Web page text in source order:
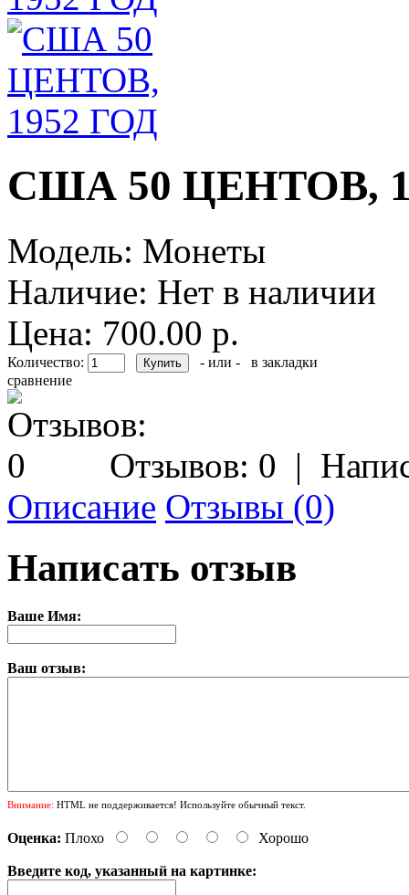
США 50 ЦЕНТОВ,
Модель: Монеты
Наличие: Нет в наличии
Цена: 700.00 р.
Количество: - или -
в закладки
сравнение
Отзывов: 0 |
Описание Отзывы (0)
Написать отзыв
Ваше Имя:
Ваш отзыв:
Внимание: HTML не поддерживается! Используйте обычный текст.
Оценка: Плохо Хорошо
Введите код, указанный на картинке: